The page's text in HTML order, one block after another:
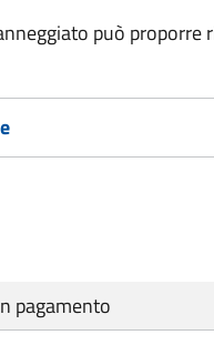
può proporre
pagamento